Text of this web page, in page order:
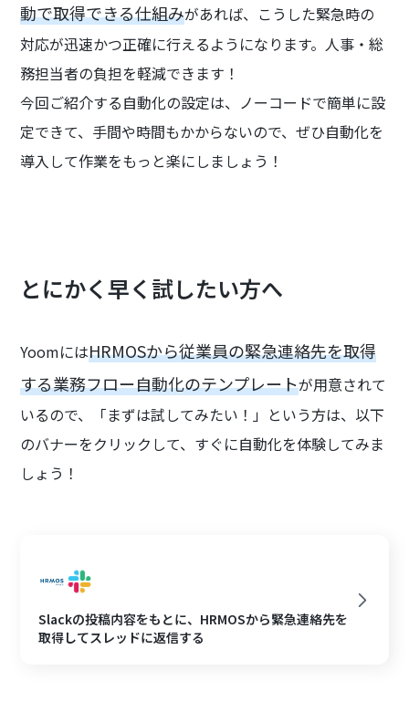
動で取得できる仕組みがあれば、こうした緊急時の
対応が迅速かつ正確に行えるようになります。人事・総
務担当者の負担を軽減できます！
今回ご紹介する自動化の設定は、ノーコードで簡単に設
定できて、手間や時間もかからないので、ぜひ自動化を
導入して作業をもっと楽にしましょう！
とにかく早く試したい方へ
YoomにはHRMOSから従業員の緊急連絡先を取得
する業務フロー自動化のテンプレートが用意されて
いるので、「まずは試してみたい！」という方は、以下
のバナーをクリックして、すぐに自動化を体験してみま
しょう！
Slackの投稿内容をもとに、HRMOSから緊急連絡先を
取得してスレッドに返信する